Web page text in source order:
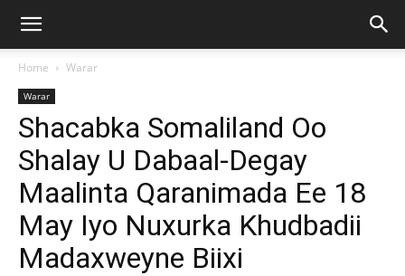
Home Warar
Warar
Shacabka Somaliland Oo
Shalay U Dabaal-Degay
Maalinta Qaranimada Ee 18
May Iyo Nuxurka Khudbadii
Madaxweyne Biixi